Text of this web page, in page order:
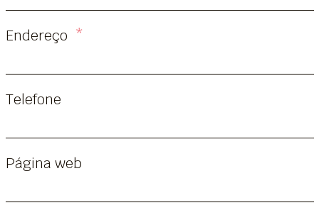
Endereço *
Telefone
Página web